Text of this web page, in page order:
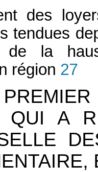
des
tendues
de la
région 27
QUI A